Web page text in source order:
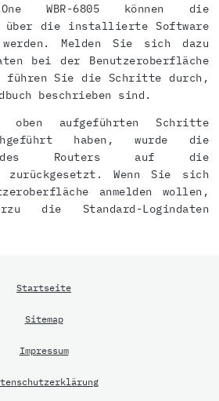
WBR-6805 können die
über die installierte Software
Melden Sie sich dazu
bei der Benutzeroberfläche
führen Sie die Schritte durch,
beschrieben sind.
oben aufgeführten Schritte
haben, wurde die
des Routers auf die
zurückgesetzt. Wenn Sie sich
anmelden wollen,
die Standard-Logindaten
Startseite
Sitemap
Impressum